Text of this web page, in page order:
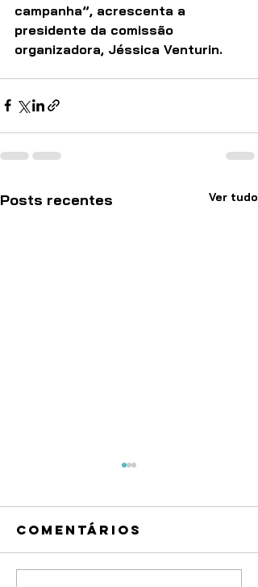
campanha”, acrescenta a
presidente da comissão
organizadora, Jéssica Venturin.
Posts recentes Ver tudo
Comentários